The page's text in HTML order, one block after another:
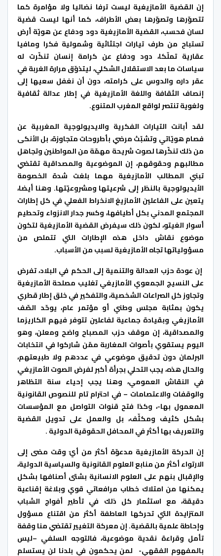
إن القضية اﻷمازيغية ليست ترفا نضاليا وﻻ مؤامرة كما
تتصوّرها وتصوّرها بعض اﻷطراف، كما أنها ليست قضية
لسان فحسب، القضية اﻷمازيغية دود ودفاع عن هويّة أرض
تستباح من طرف تيارات اجتثاثية وشمولية فكرا ومافيا
عقارية تملّكا، دود ودفاع عن كرامة إنسان تنكّرت له
سياسات ما بعد اﻻستقلال الشكلي، ليتذوّق مرارة الغربة في
عقر داره والدوس على كرامته، دون أن نغفل سعيها إلى
إنصاف الثقافة واللغة الأمازيغية في إطار عدالة ثقافية
ولغوية تنتصر لواقع المغرب المتنوع.
لقد أبانت التيارات الفكرية والايديولوجية المغربية عن
فصام هويّاتي وتشبّث مرضي بأطروحات متجاوزة، بل اﻷنكى
من ذلك تنكّرها لصوت شريحة مهمّة من المواطنين وتجاهل
مطالبهم وحقوقهم، إن الموضوعية والمصداقية تقتضي
تبني المطالب اﻷمازيغية مهما بلغت شدة الخصومة
اﻷيديولوجية بالنظر إلى شرعيتها ومشروعيّتها. وهنا أيضا،
يتعين على الفاعلين اﻷمازيغ الانخراط الفعلي في كل إطارات
المجتمع المدني بكل أطيافها، وكسر جدار الانزواء وتحطيم
أسوار الغيتو، لكون ذلك سيفرض القضية اﻷمازيغية لتكون
موضوع نقاش داخل هذه اﻹطارات التي تتملص من
مسؤولياتها تجاه الأمازيغية لسبب من الأسباب.
إن عودة حزب العدالة والتنمية إلى الحكم في البلاد، تفرض
على النسيج الجمعوي اﻷمازيغي تغليب مصلحة اﻷمازيغية
وتجاوز كل الصراعات الشخصية، والتفكير في خلق إطار قطري
يكون بمثابة مجلس وطني أو مؤتمر عام، يوحّد الصّف
اﻷمازيغي وبقيادة جماعية لفاعلين تتوفر فيهم الكاريزما
والمصداقية، إن موقف حزب المصباح واضح ومعلن، وهو
اليوم يستقوي بأصوات المغاربة ممّن شاركوا في انتخابات
البرلمان دون تدقيق موضوعي في عددهم وﻻ طبيعتهم،
والحال هذه، يجب التحلي بجرأة أكبر لفرض الصوت اﻷمازيغي
في النقاش العمومي، وهنا يجب إحياء سنة التظاهر
والوقفات واﻻعتصامات – في احترام تام للنصوص القانونية
المعمول بها-، وكذا فتح قنوات التواصل مع المؤسسات
بشكل كثيف ومكثّف، بل والعمل على تدويل القضية
والتعريف بها أكثر في المحافل الحقوقية الدولية .
إن الحركة اﻷمازيغية مدعوّة أكثر من أيّ وقت مضى إلى
الارتواء أكثر من منابع العلوم القانونية والسياسية الدولية،
واﻹقبال بنهم على العلوم الانسانية بشتى أصنافها بشكل
يمكنها من امتلاك خطاب مرافعاتي قوي وبلاغة إقناعية
دقيقة، مع استثمار كل ذلك في تأطير أفواج الشباب
المتزايدة التي تحركها العاطفة أكثر من اقتناع مسؤول
وإحاطة علمية بالقضية. إن معركة التغيير تقتضي منا وقفة
تأمل وقراءة نقدية موضوعية، فالتوجه السلفي –ليس
بالمفهوم الفقهي- لمن يحكمون في بلدنا لن يستسلم